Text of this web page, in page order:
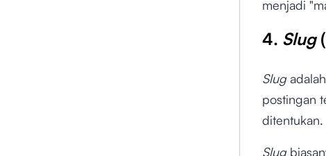
menjadi
4. Slug
Slug
postingan
ditentukan.
Slug